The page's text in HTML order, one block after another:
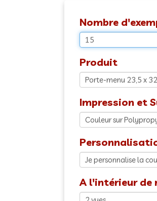
Nombre
Produit
Impression et
A l'intérieur de